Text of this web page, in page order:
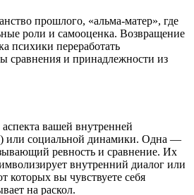
прошлого, «альма-матер», где
роли и самооценка. Возвращение
психики переработать
сравнения и принадлежности из
вашей внутренней
или социальной динамики. Одна —
ревность и сравнение. Их
внутренний диалог или
которых вы чувствуете себя
на раскол.